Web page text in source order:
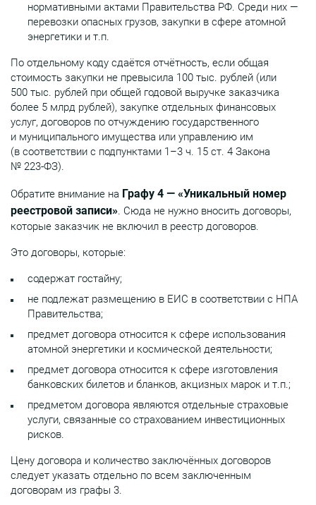
нормативными актами Правительства РФ. Среди них —
перевозки опасных грузов, закупки в сфере атомной
энергетики и т.п.
По отдельному коду сдаётся отчётность, если общая
стоимость закупки не превысила 100 тыс. рублей (или
500 тыс. рублей при общей годовой выручке заказчика
более 5 млрд рублей), закупке отдельных финансовых
услуг, договоров по отчуждению государственного
и муниципального имущества или управлению им
(в соответствии с подпунктами 1–3 ч. 15 ст. 4 Закона
№ 223-ФЗ).
Обратите внимание на Графу 4 — «Уникальный номер
реестровой записи». Сюда не нужно вносить договоры,
которые заказчик не включил в реестр договоров.
Это договоры, которые:
содержат гостайну;
не подлежат размещению в ЕИС в соответствии с НПА
Правительства;
предмет договора относится к сфере использования
атомной энергетики и космической деятельности;
предмет договора относится к сфере изготовления
банковских билетов и бланков, акцизных марок и т.п.;
предметом договора являются отдельные страховые
услуги, связанные со страхованием инвестиционных
рисков.
Цену договора и количество заключённых договоров
следует указать отдельно по всем заключенным
договорам из графы 3.